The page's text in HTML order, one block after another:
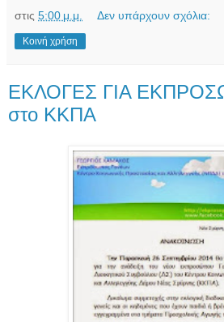
στις 5:00 μ.μ. Δεν υπάρχουν σχόλια:
Κοινή χρήση
ΕΚΛΟΓΕΣ ΓΙΑ
στο ΚΚΠΑ